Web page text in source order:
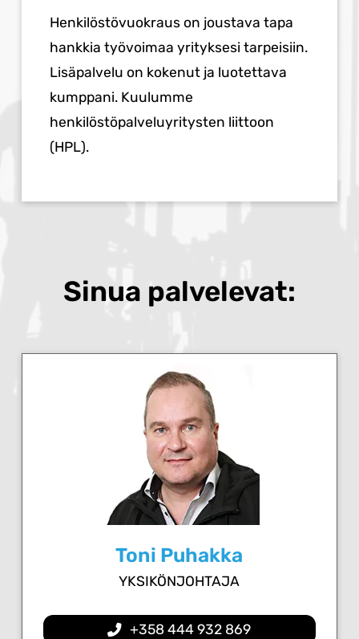
Henkilöstövuokraus on joustava tapa
hankkia työvoimaa yrityksesi tarpeisiin.
Lisäpalvelu on kokenut ja luotettava
kumppani. Kuulumme
henkilöstöpalveluyritysten liittoon
(HPL).
Sinua palvelevat:
Toni Puhakka
YKSIKÖNJOHTAJA
+358 444 932 869